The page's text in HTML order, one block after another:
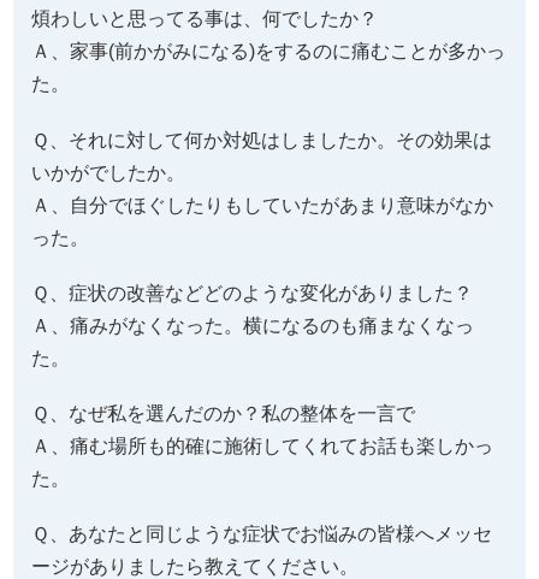
煩わしいと思ってる事は、何でしたか？
Ａ、家事(前かがみになる)をするのに痛むことが多かっ
た。
Ｑ、それに対して何か対処はしましたか。その効果は
いかがでしたか。
Ａ、自分でほぐしたりもしていたがあまり意味がなか
った。
Ｑ、症状の改善などどのような変化がありました？
Ａ、痛みがなくなった。横になるのも痛まなくなっ
た。
Ｑ、なぜ私を選んだのか？私の整体を一言で
Ａ、痛む場所も的確に施術してくれてお話も楽しかっ
た。
Ｑ、あなたと同じような症状でお悩みの皆様へメッセ
ージがありましたら教えてください。